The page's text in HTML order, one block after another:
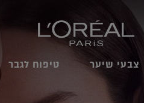
צבעי שיער טיפוח לגבר